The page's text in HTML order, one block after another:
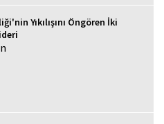
Yıkılışını Öngören İki